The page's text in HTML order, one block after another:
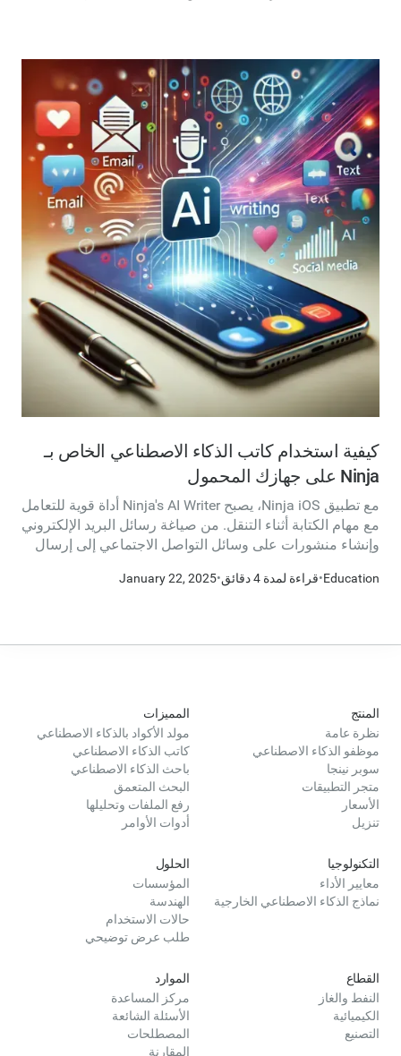
والترميز والاستدلال - وهي قدرات تتضمن استرداد المعلومات
متعدد الخطوات، وهو ما نسميه Deep Research.
كيفية استخدام كاتب الذكاء الاصطناعي الخاص بـ
Ninja على جهازك المحمول
مع تطبيق Ninja iOS، يصبح Ninja's AI Writer أداة قوية للتعامل
مع مهام الكتابة أثناء التنقل. من صياغة رسائل البريد الإلكتروني
وإنشاء منشورات على وسائل التواصل الاجتماعي إلى إرسال
خصيصًا لمستخدمي الأجهزة المحمولة. إليك كيفية تحقيق أقصى
Education
•قراءة لمدة 4 دقائق •
January 22, 2025
المنتج
نظرة عامة
موظفو الذكاء الاصطناعي
سوبر نينجا
متجر التطبيقات
الأسعار
تنزيل
المميزات
مولد الأكواد بالذكاء الاصطناعي
كاتب الذكاء الاصطناعي
باحث الذكاء الاصطناعي
البحث المتعمق
رفع الملفات وتحليلها
أدوات الأوامر
التكنولوجيا
معايير الأداء
نماذج الذكاء الاصطناعي الخارجية
الحلول
المؤسسات
الهندسة
حالات الاستخدام
طلب عرض توضيحي
القطاع
النفط والغاز
الكيميائية
التصنيع
الموارد
مركز المساعدة
الأسئلة الشائعة
المصطلحات
المقارنة